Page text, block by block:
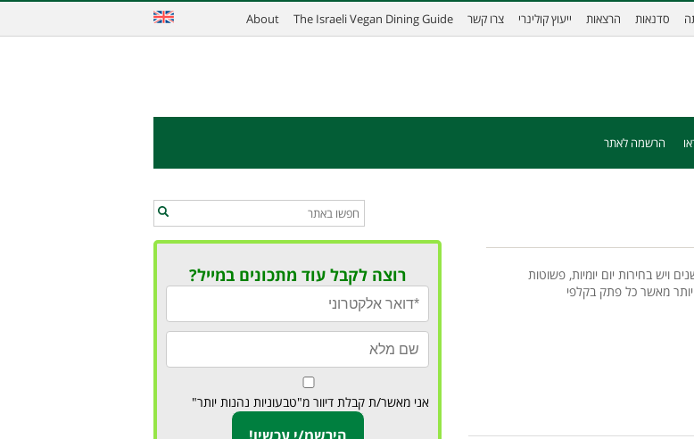
סדנאות הרצאות ייעוץ קולינרי צרו קשר The Israeli Vegan Dining Guide
About
הרשמה לאתר
ויש בחירות יום יומיות, פשוטות
מאשר כל פתק בקלפי
רוצה לקבל עוד מתכונים במייל?
אני מאשר/ת קבלת דיוור מ"טבעוניות נהנות יותר"